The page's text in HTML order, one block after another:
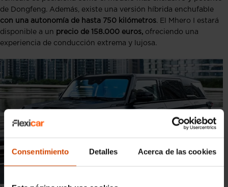
Consentimiento Detalles Acerca de las cookies
de Dongfeng. Además, existe una versión híbrida enchufable
con una autonomía de hasta 750 kilómetros. El Mhero I estará
disponible a un precio de 158.000 euros, ofreciendo una
experiencia de conducción extrema y lujosa.